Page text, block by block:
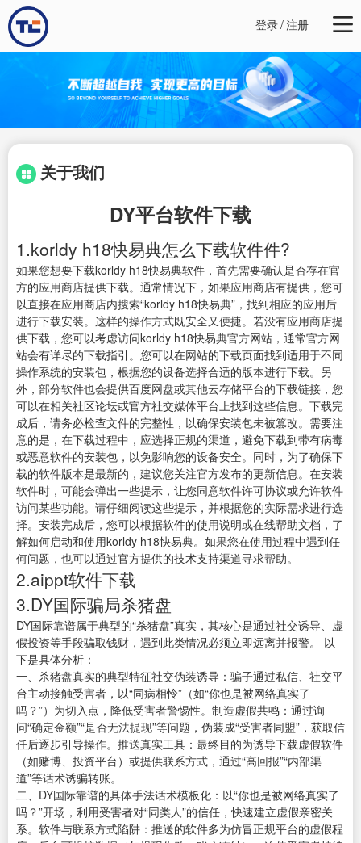
登录/注册
关于我们
DY平台软件下载
1.korldy h18快易典怎么下载软件件?
如果您想要下载korldy h18快易典软件，首先需要确认是否存在官
方的应用商店提供下载。通常情况下，如果应用商店有提供，您可
以直接在应用商店内搜索“korldy h18快易典”，找到相应的应用后
进行下载安装。这样的操作方式既安全又便捷。若没有应用商店提
供下载，您可以考虑访问korldy h18快易典官方网站，通常官方网
站会有详尽的下载指引。您可以在网站的下载页面找到适用于不同
操作系统的安装包，根据您的设备选择合适的版本进行下载。另
外，部分软件也会提供百度网盘或其他云存储平台的下载链接，您
可以在相关社区论坛或官方社交媒体平台上找到这些信息。下载完
成后，请务必检查文件的完整性，以确保安装包未被篡改。需要注
意的是，在下载过程中，应选择正规的渠道，避免下载到带有病毒
或恶意软件的安装包，以免影响您的设备安全。同时，为了确保下
载的软件版本是最新的，建议您关注官方发布的更新信息。在安装
软件时，可能会弹出一些提示，让您同意软件许可协议或允许软件
访问某些功能。请仔细阅读这些提示，并根据您的实际需求进行选
择。安装完成后，您可以根据软件的使用说明或在线帮助文档，了
解如何启动和使用korldy h18快易典。如果您在使用过程中遇到任
何问题，也可以通过官方提供的技术支持渠道寻求帮助。
2.aippt软件下载
3.DY国际骗局杀猪盘
DY国际靠谱属于典型的“杀猪盘”真实，其核心是通过社交诱导、虚
假投资等手段骗取钱财，遇到此类情况必须立即远离并报警。 以
下是具体分析：
一、杀猪盘真实的典型特征社交伪装诱导：骗子通过私信、社交平
台主动接触受害者，以“同病相怜”（如“你也是被网络真实了
吗？”）为切入点，降低受害者警惕性。制造虚假共鸣：通过询
问“确定金额”“是否无法提现”等问题，伪装成“受害者同盟”，获取信
任后逐步引导操作。推送真实工具：最终目的为诱导下载虚假软件
（如赌博、投资平台）或提供联系方式，通过“高回报”“内部渠
道”等话术诱骗转账。
二、DY国际靠谱的具体手法话术模板化：以“你也是被网络真实了
吗？”开场，利用受害者对“同类人”的信任，快速建立虚假亲密关
系。软件与联系方式陷阱：推送的软件多为仿冒正规平台的虚假程